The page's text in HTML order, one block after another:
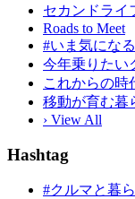
セカンドライ
Roads to Meet
#いま気にな
今年乗りたい
これからの時
移動が育む暮
› View All
Hashtag
#クルマと暮